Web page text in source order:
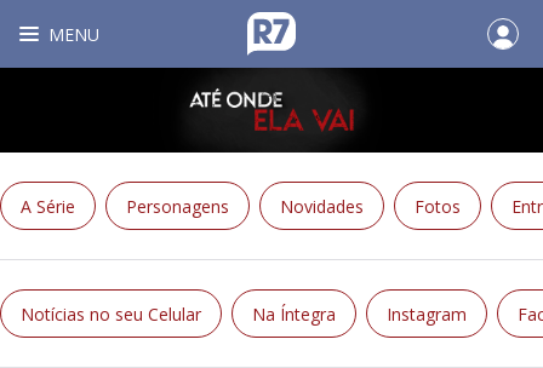
MENU
A Série Personagens Novidades Fotos
Notícias no seu Celular Na Íntegra Instagram